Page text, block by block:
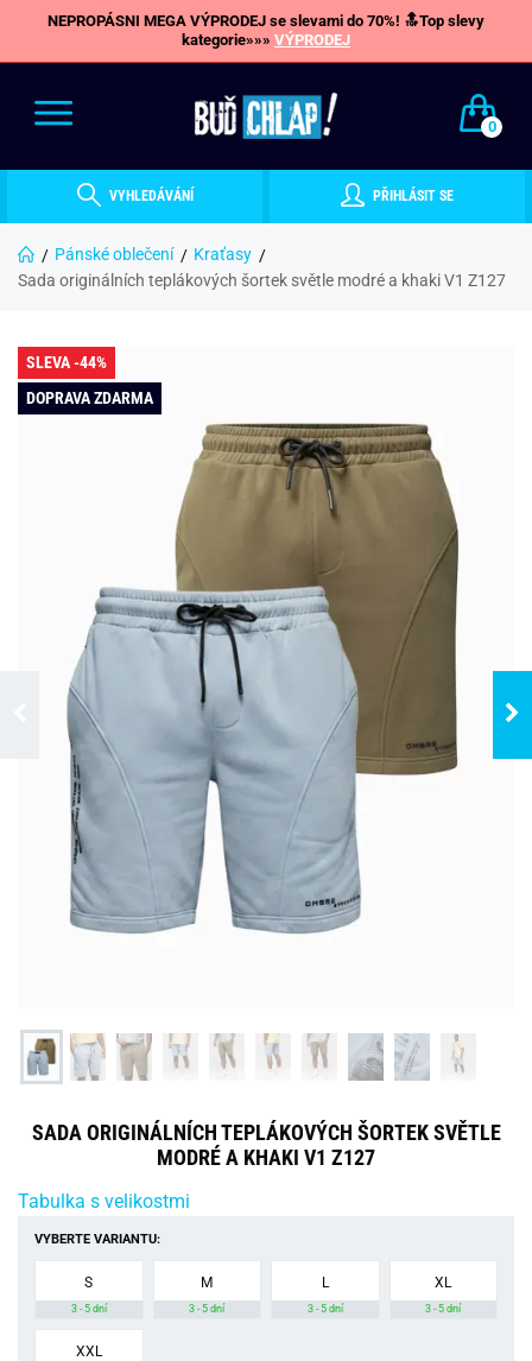
NEPROPÁSNI MEGA VÝPRODEJ se slevami do 70%! 🔝Top slevy
kategorie»»» VÝPRODEJ
0
VYHLEDÁVÁNÍ PŘIHLÁSIT SE
Pánské oblečení
Kraťasy
Sada originálních teplákových šortek světle modré a khaki V1 Z127
SLEVA -44%
DOPRAVA ZDARMA
SADA ORIGINÁLNÍCH TEPLÁKOVÝCH ŠORTEK SVĚTLE
MODRÉ A KHAKI V1 Z127
Tabulka s velikostmi
VYBERTE VARIANTU:
S
3 - 5 dní
M
3 - 5 dní
L
3 - 5 dní
XL
3 - 5 dní
XXL